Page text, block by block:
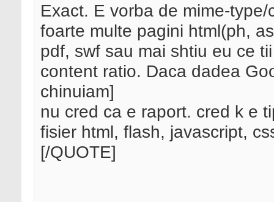
Exact. E vorba de mime-
foarte multe pagini html(ph,
pdf, swf sau mai shtiu eu ce
content ratio. Daca dadea
chinuiam]
nu cred ca e raport. cred k e
fisier html, flash, javascript,
[/QUOTE]